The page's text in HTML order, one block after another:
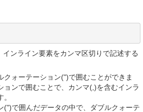
ンライン要素をカンマ区切りで記述する
クォーテーション(")で囲むことができま
ョンで囲むことで、カンマ(,)を含むインラ
(")で囲んだデータの中で、ダブルクォーテ